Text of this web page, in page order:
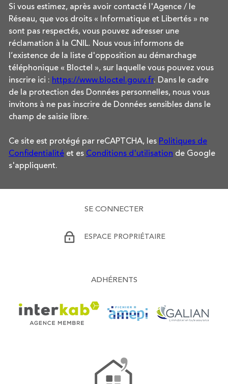
Si vous estimez, après avoir contacté l'Agence / le
Réseau, que vos droits « Informatique et Libertés » ne
sont pas respectés, vous pouvez adresser une
réclamation à la CNIL. Nous vous informons de
l’existence de la liste d'opposition au démarchage
téléphonique « Bloctel », sur laquelle vous pouvez vous
inscrire ici : https://www.bloctel.gouv.fr. Dans le cadre
de la protection des Données personnelles, nous vous
invitons à ne pas inscrire de Données sensibles dans le
champ de saisie libre.
Ce site est protégé par reCAPTCHA, les Politiques de
Confidentialité et es Conditions d'utilisation de Google
s'appliquent.
SE CONNECTER
ESPACE PROPRIÉTAIRE
ADHÉRENTS